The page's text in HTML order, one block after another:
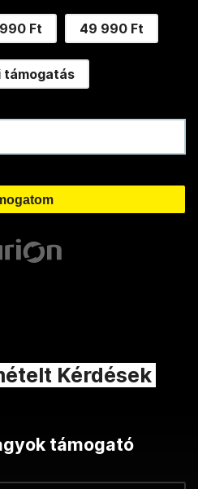
Ft 49 990 Ft
támogatás
Kérdések
támogató